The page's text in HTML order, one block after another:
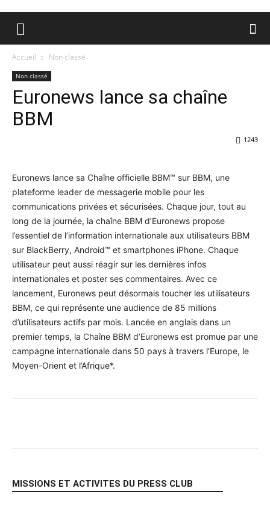
Accueil Non classé
Non classé
Euronews lance sa chaîne
BBM
1243
Euronews lance sa Chaîne officielle BBM™ sur BBM, une
plateforme leader de messagerie mobile pour les
communications privées et sécurisées. Chaque jour, tout au
long de la journée, la chaîne BBM d’Euronews propose
l’essentiel de l’information internationale aux utilisateurs BBM
sur BlackBerry, Android™ et smartphones iPhone. Chaque
utilisateur peut aussi réagir sur les dernières infos
internationales et poster ses commentaires. Avec ce
lancement, Euronews peut désormais toucher les utilisateurs
BBM, ce qui représente une audience de 85 millions
d’utilisateurs actifs par mois. Lancée en anglais dans un
premier temps, la Chaîne BBM d’Euronews est promue par une
campagne internationale dans 50 pays à travers l’Europe, le
Moyen-Orient et l’Afrique*.
MISSIONS ET ACTIVITES DU PRESS CLUB